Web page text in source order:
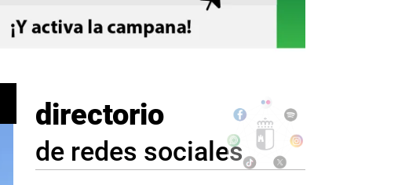
directorio
de redes sociales